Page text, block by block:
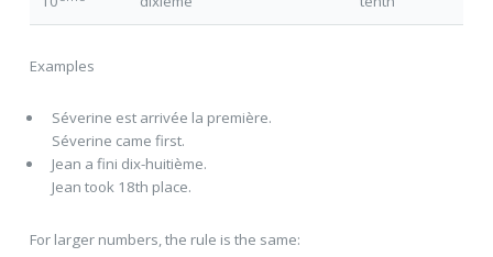
Examples
Séverine est arrivée la première.
Séverine came first.
Jean a fini dix-huitième.
Jean took 18th place.
For larger numbers, the rule is the same: